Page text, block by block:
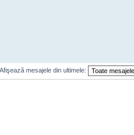
Afişează mesajele din ultimele: